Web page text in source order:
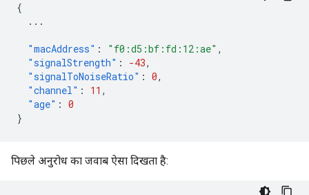
{
...
"macAddress" : "f0:d5:bf:fd:12:ae" ,
"signalStrength" : -43,
"signalToNoiseRatio" : 0,
"channel" : 11 ,
"age" : 0
}
पिछले अनुरोध का जवाब ऐसा दिखता है: